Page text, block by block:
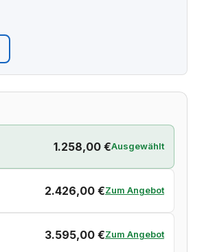
1.258,00 €Ausgewählt
2.426,00 €Zum Angebot
3.595,00 €Zum Angebot